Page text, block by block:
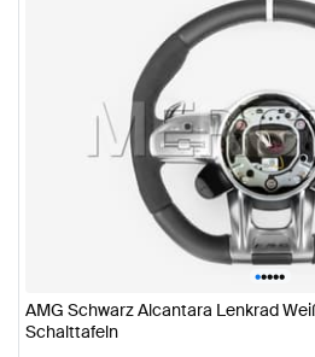
•••••
AMG Schwarz Alcantara Lenkrad
Schalttafeln